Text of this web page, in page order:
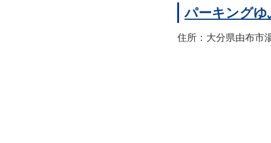
パーキングゆ
住所：大分県由布市